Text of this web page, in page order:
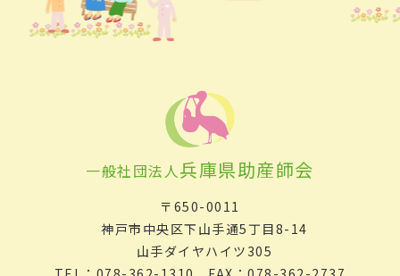
一般社団法人兵庫県助産師会
〒650-0011
神戸市中央区下山手通5丁目8-14
山手ダイヤハイツ305